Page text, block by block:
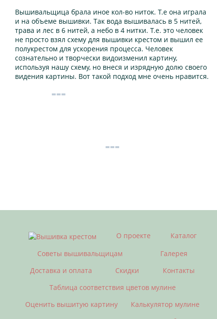
Вышивальщица брала иное кол-во ниток. Т.е она играла
и на объеме вышивки. Так вода вышивалась в 5 нитей,
трава и лес в 6 нитей, а небо в 4 нитки. Т.е. это человек
не просто взял схему для вышивки крестом и вышил ее
полукрестом для ускорения процесса. Человек
сознательно и творчески видоизменил картину,
используя нашу схему, но внеся и изрядную долю своего
видения картины. Вот такой подход мне очень нравится.
О проекте
Каталог
Советы вышивальщицам
Галерея
Доставка и оплата
Скидки
Контакты
Таблица соответствия цветов мулине
Оценить вышитую картину
Калькулятор мулине